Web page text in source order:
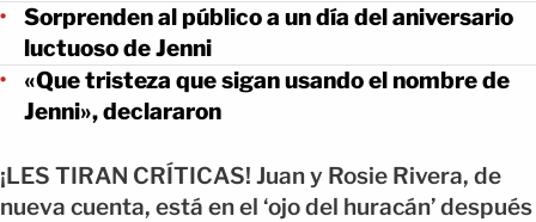
Sorprenden al público a un día del aniversario
luctuoso de Jenni
«Que tristeza que sigan usando el nombre de
Jenni», declararon
¡LES TIRAN CRÍTICAS! Juan y Rosie Rivera, de
nueva cuenta, está en el ‘ojo del huracán’ después